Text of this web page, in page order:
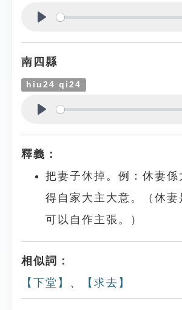
南四縣
hiu24 qi24
釋義：
把妻子休掉。例：休妻係
得自家大主大意。（休妻
可以自作主張。）
相似詞：
【下堂】 、 【求去】